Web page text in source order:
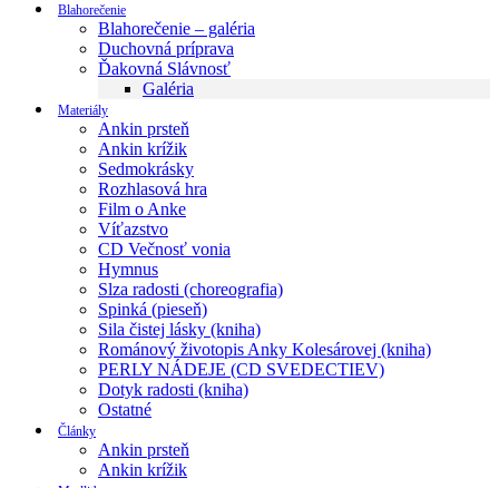
Blahorečenie
Blahorečenie – galéria
Duchovná príprava
Ďakovná Slávnosť
Galéria
Materiály
Ankin prsteň
Ankin krížik
Sedmokrásky
Rozhlasová hra
Film o Anke
Víťazstvo
CD Večnosť vonia
Hymnus
Slza radosti (choreografia)
Spinká (pieseň)
Sila čistej lásky (kniha)
Románový životopis Anky Kolesárovej (kniha)
PERLY NÁDEJE (CD SVEDECTIEV)
Dotyk radosti (kniha)
Ostatné
Články
Ankin prsteň
Ankin krížik